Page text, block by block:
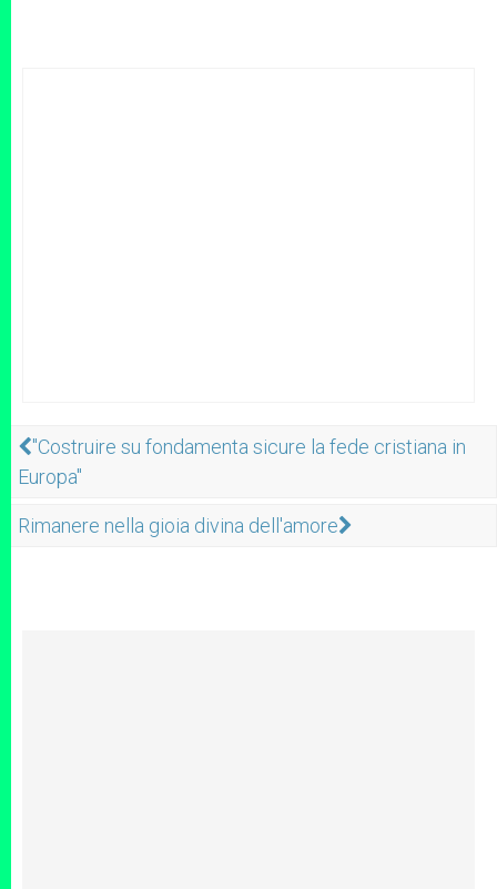
"Costruire su fondamenta sicure la fede cristiana in
Europa"
Rimanere nella gioia divina dell'amore